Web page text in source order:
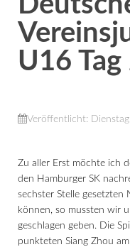
U16 Tag
Veröffentlicht:
Zu aller Erst möchte ich
den Hamburger SK
sechster Stelle
können, so mussten wir
geschlagen geben. Die
punkteten Siang Zhou